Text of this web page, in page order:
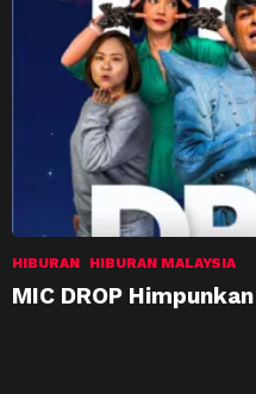
HIBURAN HIBURAN MALAYSIA
MIC DROP